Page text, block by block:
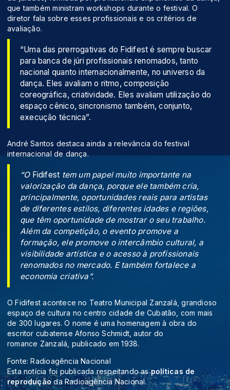
que também ministram workshops durante o festival. O
diretor fala sobre esses profissionais e os critérios de
avaliação.
“Uma das prerrogativas do Fidifest é sempre buscar
para banca de júri profissionais renomados, tanto
nacional quanto internacionalmente, no universo da
dança. Eles avaliam o ritmo, composição
coreográfica, criatividade. Eles avaliam utilização do
espaço cênico, sincronismo também, conjunto,
execução técnica”.
André Santos destaca ainda a relevância do festival
internacional de dança.
“O Fidifest tem um papel muito importante na
valorização da dança, porque ele também cria,
principalmente, oportunidades reais para artistas
de diferentes estilos, diferentes idades e regiões,
que têm oportunidade de mostrar o seu trabalho.
Além da competição, o evento promove a
formação, ele promove o intercâmbio cultural, a
visibilidade artística e o acesso à profissionais
renomados no mercado. E também fortalece a
economia criativa”.
O Fidifest acontece no Teatro Municipal Zanzalá, grandioso
espaço de cultura no centro cidade de Cubatão, com mais
de 300 lugares. O nome é uma homenagem à obra do
escritor cubatense Afonso Schmidt, autor do
romance Zanzalá, publicado em 1938.
Fonte: Radioagência Nacional
Esta notícia foi publicada respeitando aspolíticas de
reproduçãoda Radioagência Nacional.